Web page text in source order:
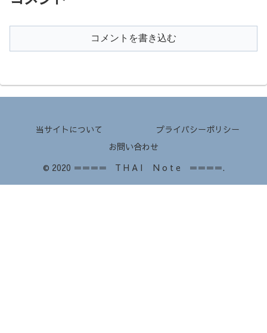
コメントを書き込む
当サイトについて
プライバシーポリシー
お問い合わせ
© 2020 ＝＝＝＝ T H A I N o t e ＝＝＝＝.